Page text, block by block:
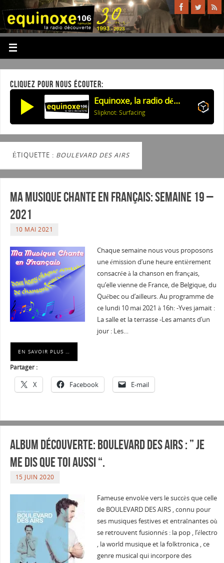
CLIQUEZ POUR NOUS ÉCOUTER:
Equinoxe, la radio découverte
Slipknot: Surfacing
ÉTIQUETTE : BOULEVARD DES AIRS
Ma musique chante en Français: Semaine 19 –
2021
10 MAI 2021
Chaque semaine nous vous proposons
une émission d’une heure entièrement
consacrée à la chanson en français,
qu’elle vienne de France, de Belgique, du
Québec ou d’ailleurs. Au programme de
ce lundi 10 mai 2021 à 16h: -Yves jamait :
La salle et la terrasse -Les amants d’un
jour : Les…
EN SAVOIR PLUS …
Partager :
X Facebook E-mail
Album découverte: BOULEVARD DES AIRS : ” Je
me dis que toi aussi “.
15 JUIN 2020
Fameuse envolée vers le succès que celle
de BOULEVARD DES AIRS , connu pour
ses musiques festives et entraînantes où
se retrouvent fusionnés : la pop , l’électro
, la world musique et la folktronica , ce
genre musical qui incorpore des